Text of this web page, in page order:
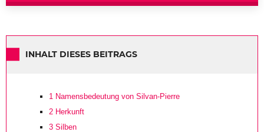
INHALT DIESES BEITRAGS
1 Namensbedeutung von Silvan-Pierre
2 Herkunft
3 Silben